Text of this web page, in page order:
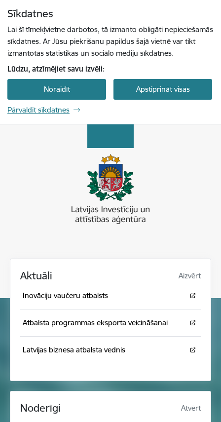
Sīkdatnes
Lai šī tīmekļvietne darbotos, tā izmanto obligāti nepieciešamās
sīkdatnes. Ar Jūsu piekrišanu papildus šajā vietnē var tikt
izmantotas statistikas un sociālo mediju sīkdatnes.
Lūdzu, atzīmējiet savu izvēli:
Noraidīt Apstiprināt visas
Pārvaldīt sīkdatnes
Aktuāli Aizvērt
Inovāciju vaučeru atbalsts
Atbalsta programmas eksporta veicināšanai
Latvijas biznesa atbalsta vednis
Noderīgi Atvērt